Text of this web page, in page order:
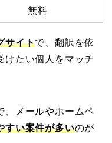
無料
サイトで、翻訳を依
けたい個人をマッチ
、メールやホームペ
すい案件が多いのが